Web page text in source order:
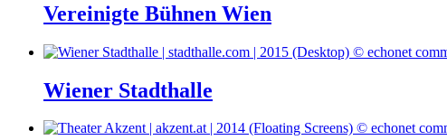
Vereinigte Bühnen Wien
Wiener Stadthalle